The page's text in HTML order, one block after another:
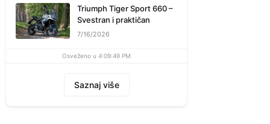
Triumph Tiger Sport 660 –
Svestran i praktičan
7/16/2026
Osveženo u 4:09:49 PM
Saznaj više